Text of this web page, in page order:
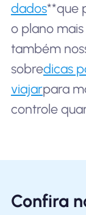
dados**que
o plano
também
sobredicas
viajarpara
controle
Confira